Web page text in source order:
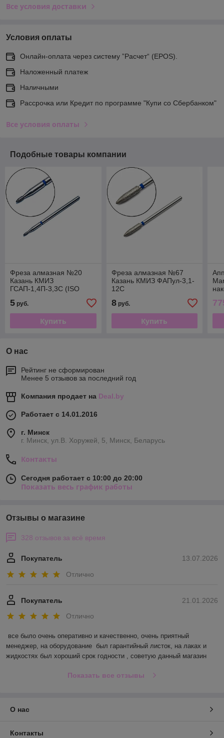
Все условия доставки
Условия оплаты
Онлайн-оплата через систему ”Расчет“ (EPOS).
Наложенный платеж
Наличными
Рассрочка или Кредит по программе "Купи со Сбербанком"
Все условия оплаты
Подобные товары компании
Фреза алмазная №20
Казань КМИЗ
ГСАП-1,4П-3,3С (ISO
5 руб.
Купить
Фреза алмазная №67
Казань КМИЗ ФАПул-3,1-
12С
8руб.
Купить
О нас
Рейтинг не сформирован
Менее 5 отзывов за последний год
Компания продает на Deal.by
Работает с 14.01.2016
г. Минск
г. Минск, ул.В. Хоружей, 5, Минск, Беларусь
Контакты
Сегодня работает с 10:00 до 20:00
Показать весь график работы
Отзывы о магазине
328 отзывов за всё время
13.07.2026
Покупатель
Отлично
21.01.2026
Покупатель
Отлично
все было очень оперативно и качественно, очень приятный
менеджер, на оборудование  был гарантийный листок, на лаках и
жидкостях был хороший срок годности , советую данный магазин
Показать все отзывы
О нас
Контакты